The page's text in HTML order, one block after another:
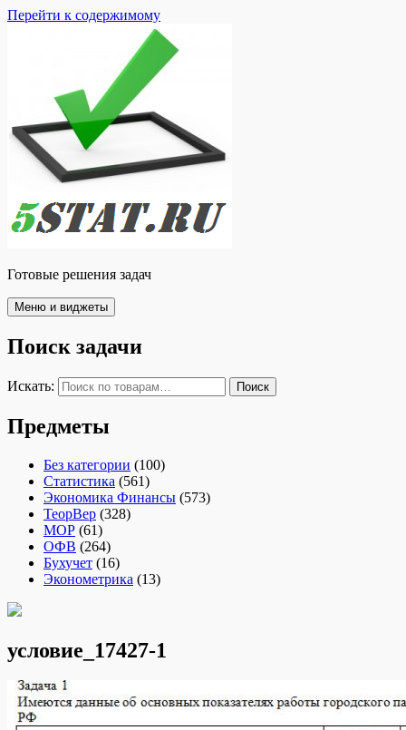
Перейти к содержимому
Готовые решения задач
Меню и виджеты
Поиск задачи
Искать: Поиск
Предметы
Без категории (100)
Статистика (561)
Экономика Финансы (573)
ТеорВер (328)
МОР (61)
ОФВ (264)
Бухучет (16)
Эконометрика (13)
условие_17427-1